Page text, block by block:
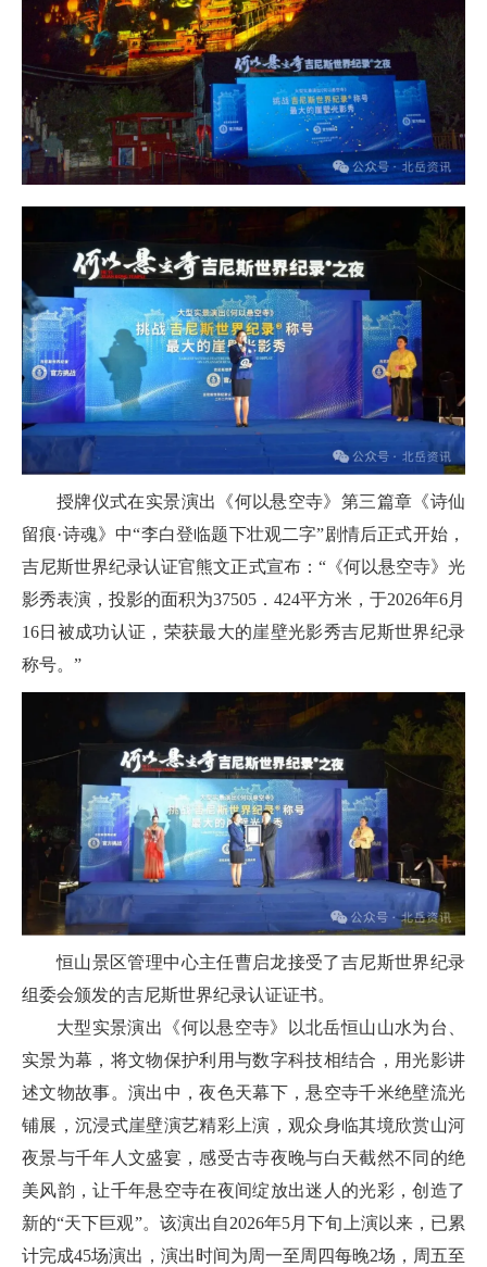
授牌仪式在实景演出《何以悬空寺》第三篇章《诗仙
留痕·诗魂》中“李白登临题下壮观二字”剧情后正式开始，
吉尼斯世界纪录认证官熊文正式宣布：“《何以悬空寺》光
影秀表演，投影的面积为37505．424平方米，于2026年6月
16日被成功认证，荣获最大的崖壁光影秀吉尼斯世界纪录
称号。”
恒山景区管理中心主任曹启龙接受了吉尼斯世界纪录
组委会颁发的吉尼斯世界纪录认证证书。
大型实景演出《何以悬空寺》以北岳恒山山水为台、
实景为幕，将文物保护利用与数字科技相结合，用光影讲
述文物故事。演出中，夜色天幕下，悬空寺千米绝壁流光
铺展，沉浸式崖壁演艺精彩上演，观众身临其境欣赏山河
夜景与千年人文盛宴，感受古寺夜晚与白天截然不同的绝
美风韵，让千年悬空寺在夜间绽放出迷人的光彩，创造了
新的“天下巨观”。该演出自2026年5月下旬上演以来，已累
计完成45场演出，演出时间为周一至周四每晚2场，周五至